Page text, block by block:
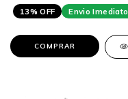
13% OFF
Envio Imediato
COMPRAR